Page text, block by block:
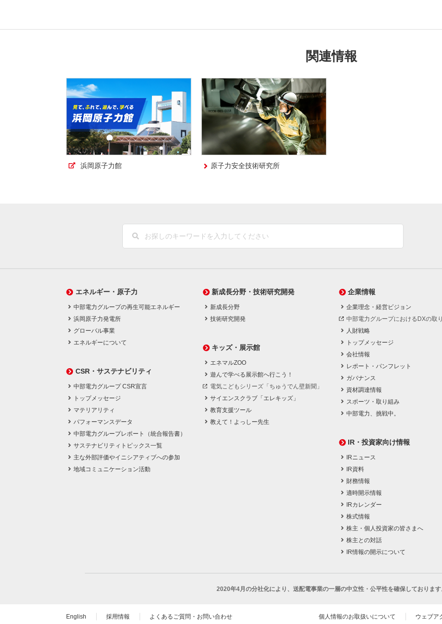
関連情報
浜岡原子力館 原子力安全技術研究所
エネルギー・原子力
中部電力グループの再生可能エネルギー
浜岡原子力発電所
グローバル事業
エネルギーについて
CSR・サステナビリティ
中部電力グループ CSR宣言
トップメッセージ
マテリアリティ
パフォーマンスデータ
中部電力グループレポート（統合報告書）
サステナビリティトピックス一覧
主な外部評価やイニシアティブへの参加
地域コミュニケーション活動
新成長分野・技術研究開発
新成長分野
技術研究開発
キッズ・展示館
エネマルZOO
遊んで学べる展示館へ行こう！
電気こどもシリーズ「ちゅうでん壁新聞」
サイエンスクラブ「エレキッズ」
教育支援ツール
教えて！よっしー先生
企業情報
企業理念・経営ビジョン
中部電力グループにおけるDXの取
人財戦略
トップメッセージ
会社情報
レポート・パンフレット
ガバナンス
資材調達情報
スポーツ・取り組み
中部電力、挑戦中。
IR・投資家向け情報
IRニュース
IR資料
財務情報
適時開示情報
IRカレンダー
株式情報
株主・個人投資家の皆さまへ
株主との対話
IR情報の開示について
2020年4月の分社化により、 送配電事業の一層の中立性・公平性を確保しております
English 採用情報 よくあるご質問・お問い合わせ 個人情報のお取扱いについて ウェブア